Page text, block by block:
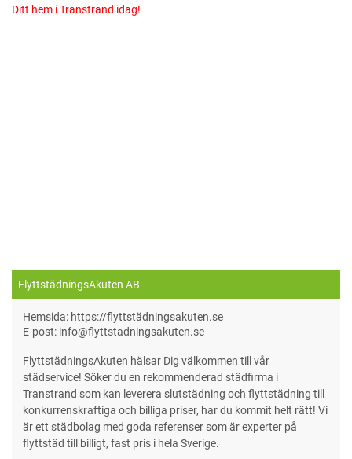
Ditt hem i Transtrand idag!
FlyttstädningsAkuten AB
Hemsida: https://flyttstädningsakuten.se
E-post: info@flyttstadningsakuten.se
FlyttstädningsAkuten hälsar Dig välkommen till vår
städservice! Söker du en rekommenderad städfirma i
Transtrand som kan leverera slutstädning och flyttstädning till
konkurrenskraftiga och billiga priser, har du kommit helt rätt! Vi
är ett städbolag med goda referenser som är experter på
flyttstäd till billigt, fast pris i hela Sverige.